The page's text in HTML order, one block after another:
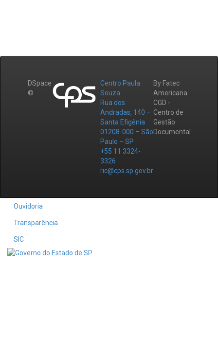
DSpace
©
Centro Paula
Souza
Rua dos
Andradas, 140 –
Santa Efigênia
01208-000 – São
Paulo – SP
+55 11 3324-
3326
ric@cps.sp.gov.br
By Fatec
Americana
CGD -
Centro de
Gestão
Documental
Ouvidoria
Transparência
SIC